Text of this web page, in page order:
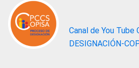
Canal de You Tube
DESIGNACIÓN-